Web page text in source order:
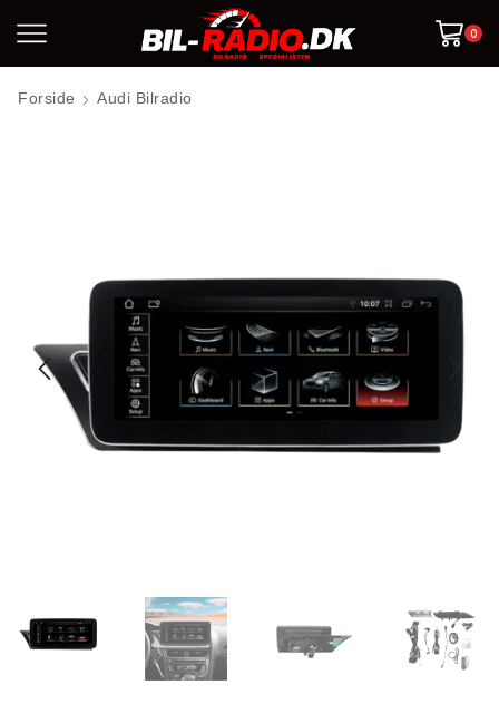
0
Forside Audi Bilradio